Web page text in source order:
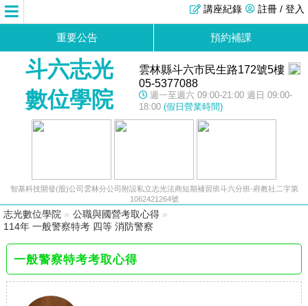
註冊 / 登入
講座紀錄
重要公告 預約補課
斗六志光
數位學院
雲林縣斗六市民生路172號5樓
05-5377088
週一至週六 09:00-21:00 週日 09:00-
18:00 (假日營業時間)
智基科技開發(股)公司雲林分公司附設私立志光法商短期補習班斗六分班-府教社二字第
1062421264號
志光數位學院 » 公職與國營考取心得 »
114年 一般警察特考 四等 消防警察
一般警察特考考取心得